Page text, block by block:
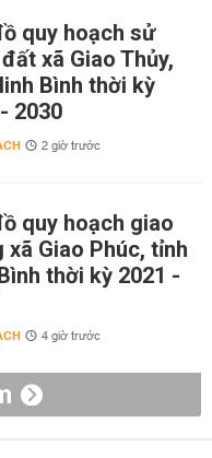
quy hoạch sử
xã Giao Thủy,
Bình thời kỳ
2030
2 giờ trước
quy hoạch giao
xã Giao Phúc, tỉnh
thời kỳ 2021 -
4 giờ trước